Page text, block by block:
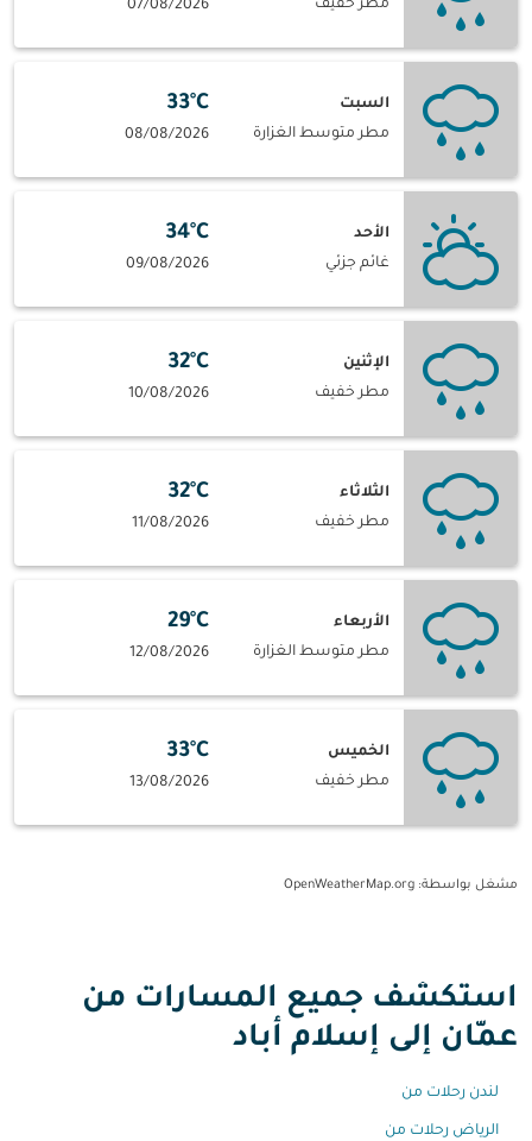
مطر خفيف 07/08/2026
السبت
مطر متوسط الغزارة
33°C
08/08/2026
الأحد
غائم جزئي
34°C
09/08/2026
الإثنين
مطر خفيف
32°C
10/08/2026
الثلاثاء
مطر خفيف
32°C
11/08/2026
الأربعاء
مطر متوسط الغزارة
29°C
12/08/2026
الخميس
مطر خفيف
33°C
13/08/2026
مشغل بواسطة: OpenWeatherMap.org
استكشف جميع المسارات من
عمّان إلى إسلام أباد
لندن رحلات من
الرياض رحلات من